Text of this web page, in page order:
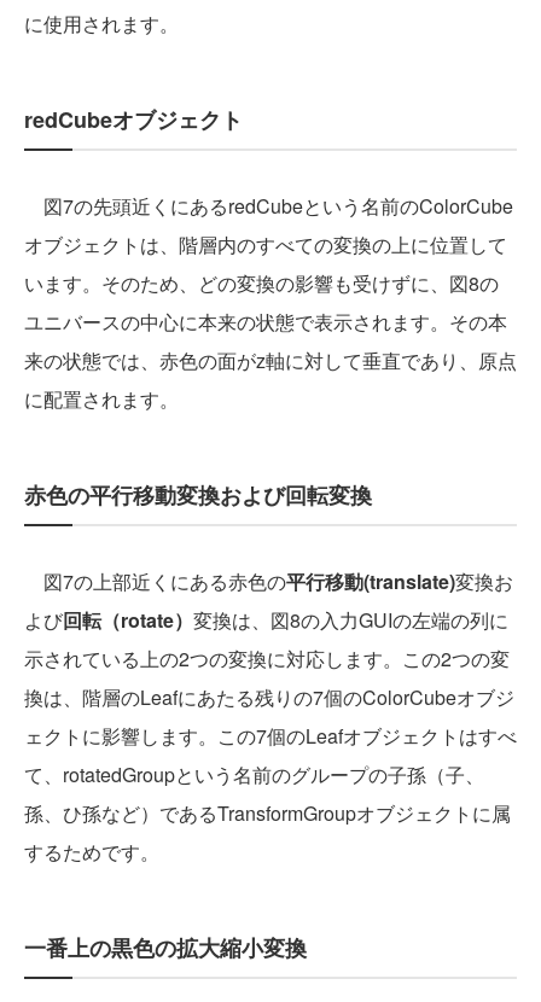
に使用されます。
redCubeオブジェクト
図7の先頭近くにあるredCubeという名前のColorCube
オブジェクトは、階層内のすべての変換の上に位置して
います。そのため、どの変換の影響も受けずに、図8の
ユニバースの中心に本来の状態で表示されます。その本
来の状態では、赤色の面がz軸に対して垂直であり、原点
に配置されます。
赤色の平行移動変換および回転変換
図7の上部近くにある赤色の平行移動(translate)変換お
よび回転（rotate） 変換は、図8の入力GUIの左端の列に
示されている上の2つの変換に対応します。この2つの変
換は、階層のLeafにあたる残りの7個のColorCubeオブジ
ェクトに影響します。この7個のLeafオブジェクトはすべ
て、rotatedGroupという名前のグループの子孫（子、
孫、ひ孫など）であるTransformGroupオブジェクトに属
するためです。
一番上の黒色の拡大縮小変換